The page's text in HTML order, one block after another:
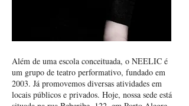
Além de uma escola conceituada, o NEELIC é
um grupo de teatro performativo, fundado em
2003. Já promovemos diversas atividades em
locais públicos e privados. Hoje, nossa sede está